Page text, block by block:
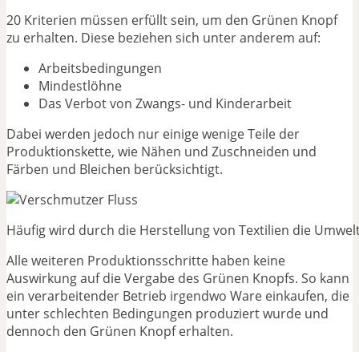
20 Kriterien müssen erfüllt sein, um den Grünen Knopf
zu erhalten. Diese beziehen sich unter anderem auf:
Arbeitsbedingungen
Mindestlöhne
Das Verbot von Zwangs- und Kinderarbeit
Dabei werden jedoch nur einige wenige Teile der
Produktionskette, wie Nähen und Zuschneiden und
Färben und Bleichen berücksichtigt.
Häufig wird durch die Herstellung von Textilien die
Alle weiteren Produktionsschritte haben keine
Auswirkung auf die Vergabe des Grünen Knopfs. So kann
ein verarbeitender Betrieb irgendwo Ware einkaufen, die
unter schlechten Bedingungen produziert wurde und
dennoch den Grünen Knopf erhalten.